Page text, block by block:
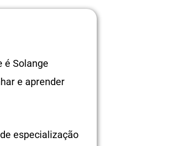
é Solange
e aprender
especialização